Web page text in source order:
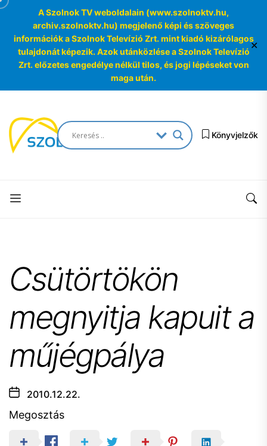
A Szolnok TV weboldalain (www.szolnoktv.hu,
archiv.szolnoktv.hu) megjelenő képi és szöveges
információk a Szolnok Televízió Zrt. mint kiadó kizárólagos
tulajdonát képezik. Azok utánközlése a Szolnok Televízió
Zrt. előzetes engedélye nélkül tilos, és jogi lépéseket von
maga után.
✕
the
content
SzolnokTV
Archívum
Archívum
Könyvjelzők
Csütörtökön
megnyitja kapuit a
műjégpálya
2010.12.22.
Megosztás